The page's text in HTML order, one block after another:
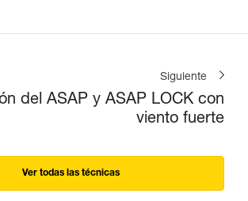
Siguiente
del ASAP y ASAP LOCK con
viento fuerte
Ver todas las técnicas